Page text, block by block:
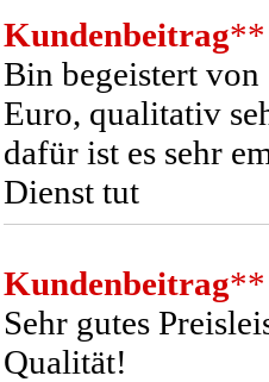
Kundenbeitrag**
Bin begeistert
Euro, qualitativ
dafür ist es sehr
Dienst tut
Kundenbeitrag**
Sehr gutes
Qualität!